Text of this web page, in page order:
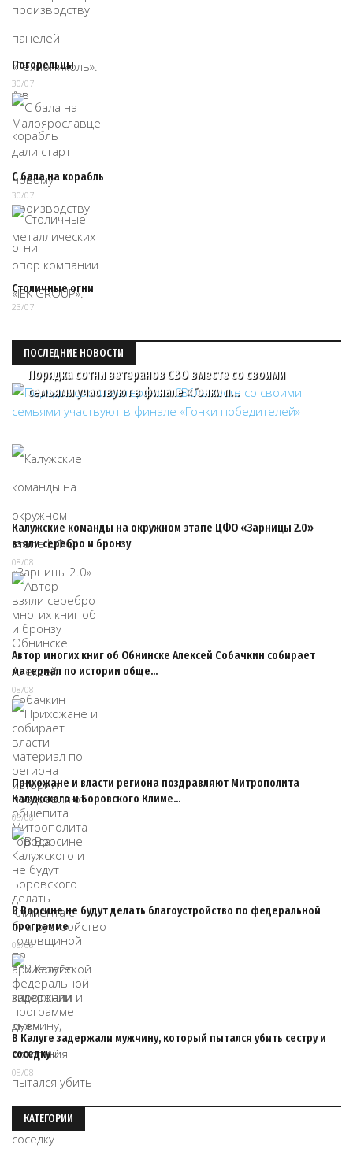
Погорельцы
30/07
С бала на корабль
30/07
Столичные огни
23/07
ПОСЛЕДНИЕ НОВОСТИ
Порядка сотни ветеранов СВО вместе со своими
семьями участвуют в финале «Гонки п…
Калужские команды на окружном этапе ЦФО «Зарницы 2.0»
взяли серебро и бронзу
08/08
Автор многих книг об Обнинске Алексей Собачкин собирает
материал по истории обще…
08/08
Прихожане и власти региона поздравляют Митрополита
Калужского и Боровского Климе…
08/08
В Ворсине не будут делать благоустройство по федеральной
программе
08/08
В Калуге задержали мужчину, который пытался убить сестру и
соседку
08/08
КАТЕГОРИИ